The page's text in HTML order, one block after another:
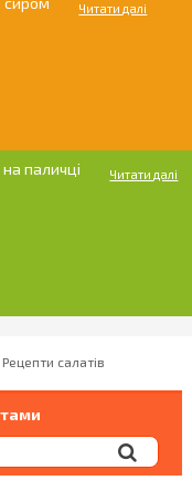
Читати далі
паличці Читати далі
Рецепти салатів